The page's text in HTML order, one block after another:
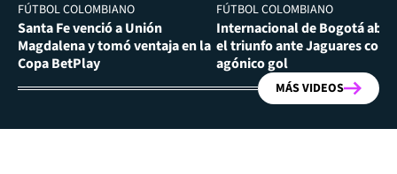
FÚTBOL COLOMBIANO
Santa Fe venció a Unión
Magdalena y tomó ventaja en la
Copa BetPlay
FÚTBOL COLOMBIANO
Internacional de Bogotá
el triunfo ante Jaguares con
agónico gol
MÁS VIDEOS